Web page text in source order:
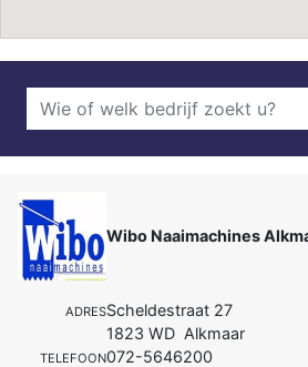
Wibo Naaimachines
ADRESScheldestraat 27
1823 WD Alkmaar
TELEFOON072-5646200